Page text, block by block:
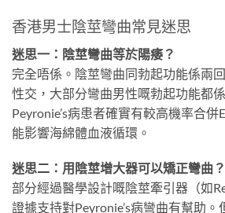
香港男士陰莖彎曲常見迷思
迷思一：陰莖彎曲等於陽痿？
完全唔係。陰莖彎曲同勃起功能係兩
性交，大部分彎曲男性嘅勃起功能都
Peyronie’s病患者確實有較高機率合
能影響海綿體血液循環。
迷思二：用陰莖增大器可以矯正彎曲？
部分經過醫學設計嘅陰莖牽引器（如
證據支持對Peyronie’s病彎曲有幫助